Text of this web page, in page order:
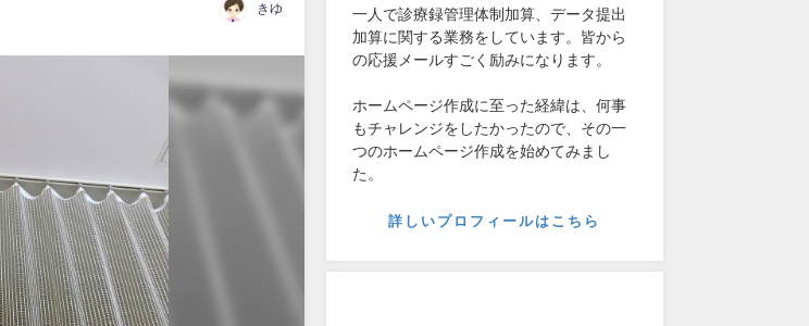
きゆ
一人で診療録管理体制加算、データ提出
加算に関する業務をしています。皆から
の応援メールすごく励みになります。
ホームページ作成に至った経緯は、何事
もチャレンジをしたかったので、その一
つのホームページ作成を始めてみまし
た。
詳しいプロフィールはこちら